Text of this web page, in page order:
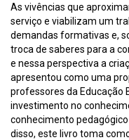
As vivências que
serviço e viabilizam um
demandas formativas e,
troca de saberes para a
e nessa perspectiva a
apresentou como uma
professores da Educação
investimento no
conhecimento
disso, este livro toma